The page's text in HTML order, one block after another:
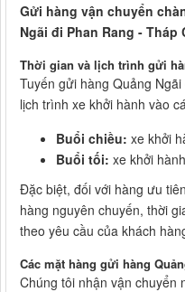
Gửi hàng vận chuyển
Ngãi đi Phan Rang - Tháp
Thời gian và lịch trình gửi
Tuyến gửi hàng Quảng
lịch trình xe khởi hành vào
Buổi chiều: xe khởi
Buổi tối: xe khởi
Đặc biệt, đối với hàng ưu
hàng nguyên chuyến, thời
theo yêu cầu của khách
Các mặt hàng gửi hàng
Chúng tôi nhận vận chuyển